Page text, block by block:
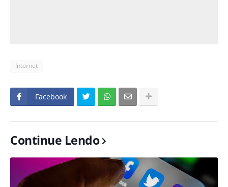
Internet
Facebook
Continue Lendo